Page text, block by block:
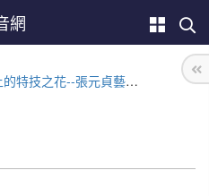
網
之花--張元貞藝師教學與傳承